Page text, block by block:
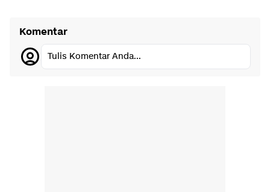
Komentar
Tulis Komentar Anda...